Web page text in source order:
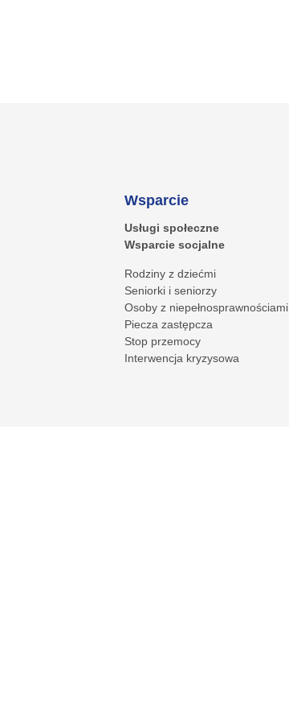
Wsparcie
Usługi społeczne
Wsparcie socjalne
Rodziny z dziećmi
Seniorki i seniorzy
Osoby z niepełnosprawnościami
Piecza zastępcza
Stop przemocy
Interwencja kryzysowa